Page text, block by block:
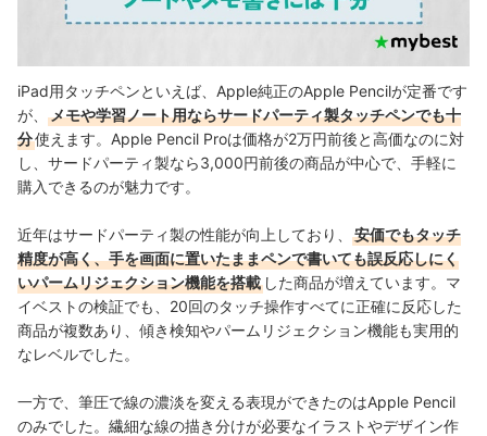
iPad用タッチペンといえば、Apple純正のApple Pencilが定番です
が、
メモや学習ノート用ならサードパーティ製タッチペンでも十
分使えます。Apple Pencil Proは価格が2万円前後と高価なのに対
し、サードパーティ製なら3,000円前後の商品が中心で、手軽に
購入できるのが魅力です。
近年はサードパーティ製の性能が向上しており、
安価でもタッチ
精度が高く、手を画面に置いたままペンで書いても誤反応しにく
いパームリジェクション機能を搭載 した商品が増えています。マ
イベストの検証でも、20回のタッチ操作すべてに正確に反応した
商品が複数あり、傾き検知やパームリジェクション機能も実用的
なレベルでした。
一方で、筆圧で線の濃淡を変える表現ができたのはApple Pencil
のみでした。繊細な線の描き分けが必要なイラストやデザイン作